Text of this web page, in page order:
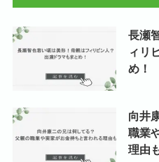
長瀬
ィリ
め！
向井
職業
理由